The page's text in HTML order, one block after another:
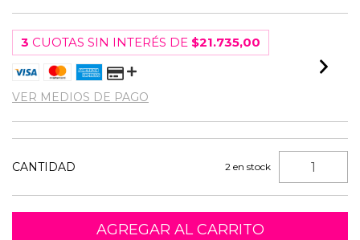
3 CUOTAS SIN INTERÉS DE $21.735,00
VER MEDIOS DE PAGO
CANTIDAD 2 en stock